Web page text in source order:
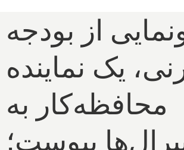
از بودجه
یک نماینده
محافظه‌کار به
پیوست؛